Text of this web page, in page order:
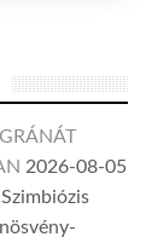
2026-08-05